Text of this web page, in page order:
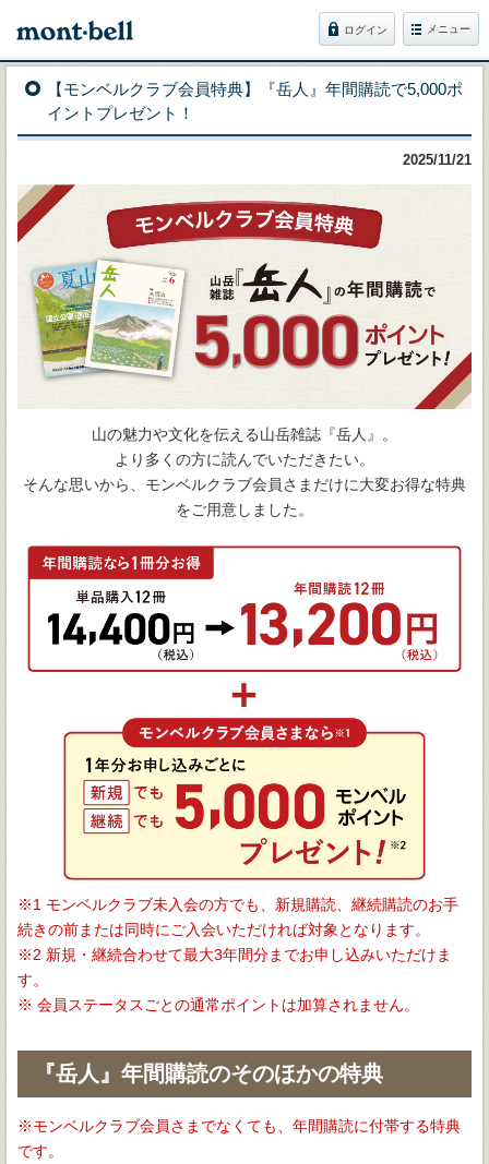
ログイン メニュー
【モンベルクラブ会員特典】『岳人』年間購読で5,000ポ
イントプレゼント！
2025/11/21
山の魅力や文化を伝える山岳雑誌『岳人』。
より多くの方に読んでいただきたい。
そんな思いから、モンベルクラブ会員さまだけに大変お得な特典
をご用意しました。
1 モンベルクラブ未入会の方でも、新規購読、継続購読のお手
続きの前または同時にご入会いただければ対象となります。
2 新規・継続合わせて最大3年間分までお申し込みいただけま
す。
会員ステータスごとの通常ポイントは加算されません。
『岳人』年間購読のそのほかの特典
モンベルクラブ会員さまでなくても、年間購読に付帯する特典
です。